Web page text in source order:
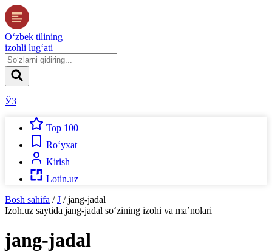
O‘zbek tilining
izohli lug‘ati
ЎЗ
Top 100
Ro‘yxat
Kirish
Lotin.uz
Bosh sahifa / J / jang-jadal
Izoh.uz saytida jang-jadal so‘zining izohi va ma’nolari
jang-jadal